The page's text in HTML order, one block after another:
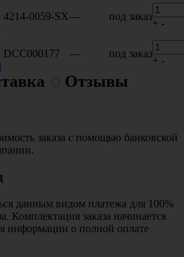
4214-0059-SX— под заказ
+ -
DCC000177 — под заказ
+ -
Отзывы
заказа с помощью банковской
данным видом платежа для 100%
Комплектация заказа начинается
информации о полной оплате